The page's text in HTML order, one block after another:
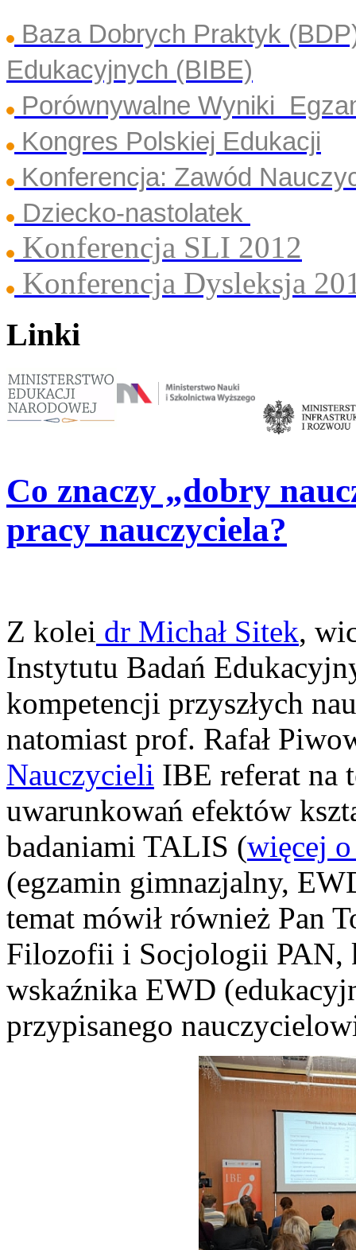
Baza Dobrych Praktyk
Edukacyjnych (BIBE)
Porównywalne Wyniki
Kongres Polskiej Edukacji
Konferencja: Zawód
Dziecko-nastolatek
Konferencja SLI 2012
Konferencja Dysleksja
Linki
Co znaczy „dobry
pracy nauczyciela?
Z kolei dr Michał Sitek,
Instytutu Badań
kompetencji przyszłych
natomiast prof. Rafał
Nauczycieli IBE referat na
uwarunkowań efektów
badaniami TALIS (więcej
(egzamin gimnazjalny,
temat mówił również Pan
Filozofii i Socjologii PAN,
wskaźnika EWD
przypisanego